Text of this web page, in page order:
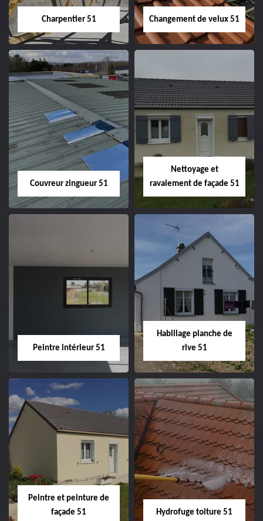
Charpentier 51
Charpentier 51
Changement de velux 51
Changement de
velux 51
Couvreur zingueur 51
51
Nettoyage et
ravalement de façade 51
Nettoyage et
ravalement de
façade 51
Peintre intérieur 51
Peintre intérieur
Habillage planche de
rive 51
Habillage planche
de rive 51
Peintre et peinture de
façade 51
Hydrofuge toiture 51